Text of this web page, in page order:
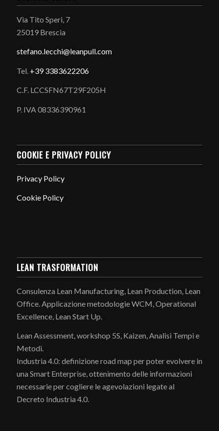
Via Tito Speri, 7
25019 Brescia
stefano.lecchi@leanpull.com
Tel. +39 3383622206
C.F. LCCSFN67T29F205H
P. IVA 08336390961
COOKIE E PRIVACY POLICY
Privacy Policy
Cookie Policy
LEAN TRASFORMATION
Consulenza Lean Manufacturing, Lean Production, Lean
Office. Applicazione metodologie WCM, Operational
Excellence, Lean Start Up.
Lean Assessment, workshop 5S, Kaizen, Analisi Tempi e
Metodi.
Industria 4.0: definizione road map per poter evolvere in
una Smart Enterprise, ottenimento delle informazioni
necessarie per cogliere le agevolazioni legate al
Decreto Industria 4.0.